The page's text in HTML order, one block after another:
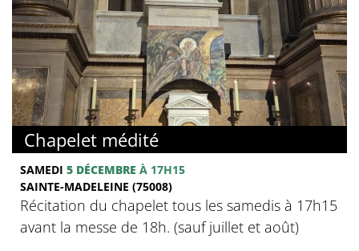
Chapelet médité
SAMEDI 5 DÉCEMBRE À 17H15
SAINTE-MADELEINE (75008)
Récitation du chapelet tous les samedis à 17h15
avant la messe de 18h. (sauf juillet et août)